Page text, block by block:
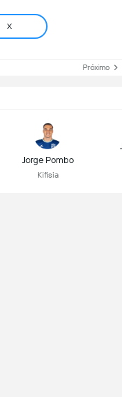
X
Próximo
Jorge Pombo
Kifisia